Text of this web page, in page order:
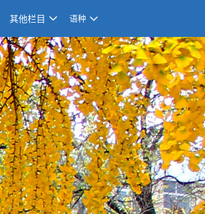
其他栏目 语种